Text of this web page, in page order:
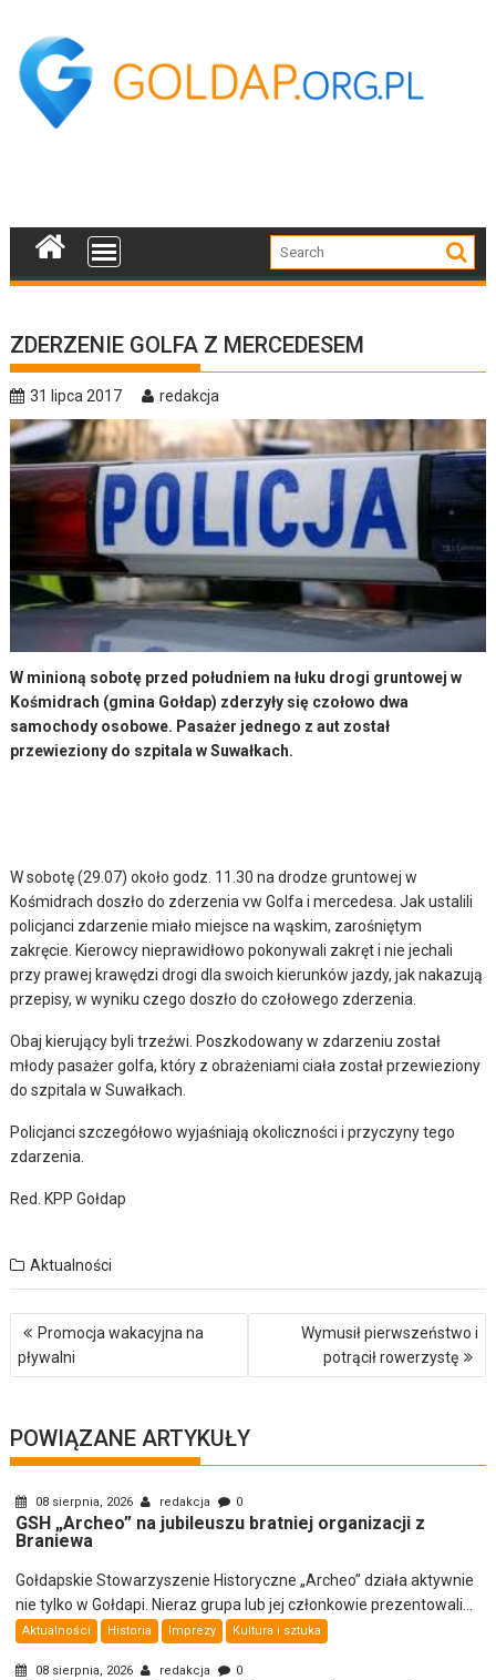
content
ZDERZENIE GOLFA Z MERCEDESEM
31 lipca 2017 redakcja
W minioną sobotę przed południem na łuku drogi gruntowej w
Kośmidrach (gmina Gołdap) zderzyły się czołowo dwa
samochody osobowe. Pasażer jednego z aut został
przewieziony do szpitala w Suwałkach.
W sobotę (29.07) około godz. 11.30 na drodze gruntowej w
Kośmidrach doszło do zderzenia vw Golfa i mercedesa. Jak ustalili
policjanci zdarzenie miało miejsce na wąskim, zarośniętym
zakręcie. Kierowcy nieprawidłowo pokonywali zakręt i nie jechali
przy prawej krawędzi drogi dla swoich kierunków jazdy, jak nakazują
przepisy, w wyniku czego doszło do czołowego zderzenia.
Obaj kierujący byli trzeźwi. Poszkodowany w zdarzeniu został
młody pasażer golfa, który z obrażeniami ciała został przewieziony
do szpitala w Suwałkach.
Policjanci szczegółowo wyjaśniają okoliczności i przyczyny tego
zdarzenia.
Red. KPP Gołdap
Aktualności
Nawigacja
wpisu
Promocja wakacyjna na
pływalni
Wymusił pierwszeństwo i
potrącił rowerzystę
POWIĄZANE ARTYKUŁY
08 sierpnia, 2026 redakcja 0
GSH „Archeo” na jubileuszu bratniej organizacji z
Braniewa
Gołdapskie Stowarzyszenie Historyczne „Archeo” działa aktywnie
nie tylko w Gołdapi. Nieraz grupa lub jej członkowie prezentowali...
Aktualności Historia Imprezy Kultura i sztuka
08 sierpnia, 2026 redakcja 0